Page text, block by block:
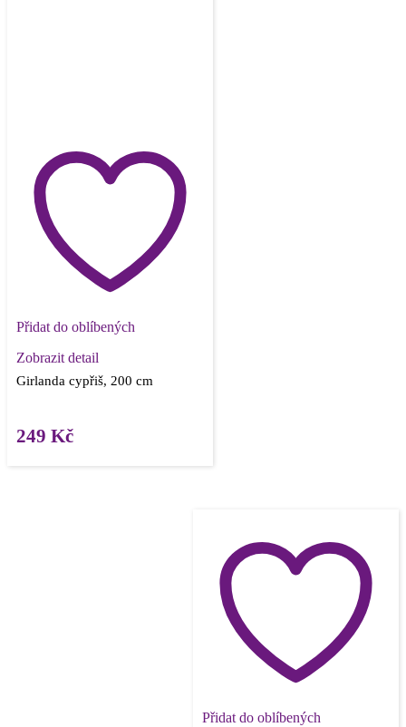
Přidat do oblíbených
Zobrazit detail
Girlanda cypřiš, 200 cm
249 Kč
Přidat do oblíbených